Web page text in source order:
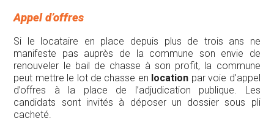
Appel d’offres
Si le locataire en place depuis plus de trois ans ne
manifeste pas auprès de la commune son envie de
renouveler le bail de chasse à son profit, la commune
peut mettre le lot de chasse en location par voie d’appel
d’offres à la place de l’adjudication publique. Les
candidats sont invités à déposer un dossier sous pli
cacheté.